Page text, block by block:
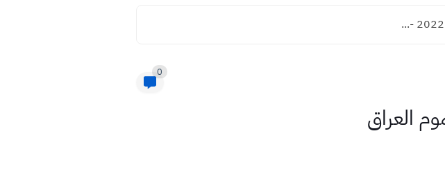
0
العراق